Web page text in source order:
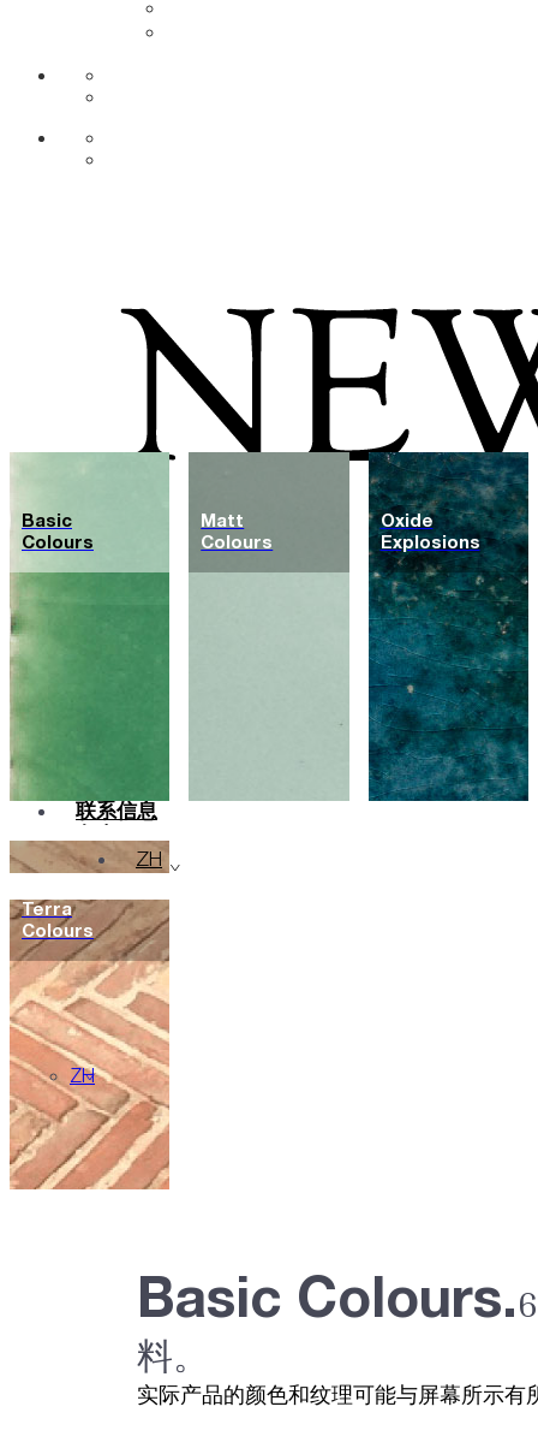
联系信息
杂志
ZH
en
pt
fr
de
ar
ZH
Basic
Colours
Matt
Colours
Oxide
Explosions
Terra
Colours
Basic Colours.
料。
实际产品的颜色和纹理可能与屏幕所示有